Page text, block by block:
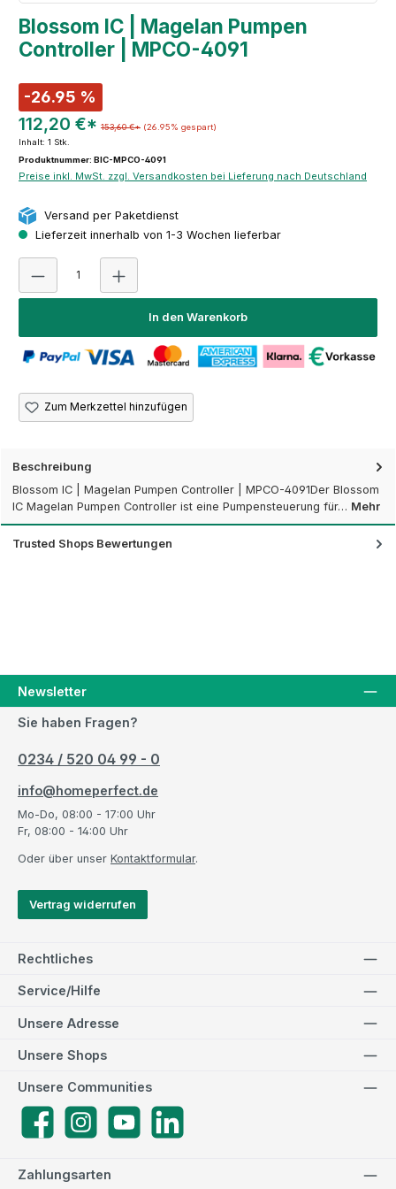
Blossom IC | Magelan Pumpen
Controller | MPCO-4091
-26.95 %
112,20 €* 153,60 €* (26.95% gespart)
Inhalt: 1 Stk.
Produktnummer: BIC-MPCO-4091
Preise inkl. MwSt. zzgl. Versandkosten bei Lieferung nach Deutschland
Versand per Paketdienst
Lieferzeit innerhalb von 1-3 Wochen lieferbar
In den Warenkorb
Zum Merkzettel hinzufügen
Beschreibung
Blossom IC | Magelan Pumpen Controller | MPCO-4091Der Blossom
IC Magelan Pumpen Controller ist eine Pumpensteuerung für… Mehr
Trusted Shops Bewertungen
Newsletter
Sie haben Fragen?
0234 / 520 04 99 - 0
info@homeperfect.de
Mo-Do, 08:00 - 17:00 Uhr
Fr, 08:00 - 14:00 Uhr
Oder über unser Kontaktformular.
Vertrag widerrufen
Rechtliches
Service/Hilfe
Zahlungsarten
Unsere Adresse
Unsere Communities
FacebookInstagramYouTube
Unsere Shops